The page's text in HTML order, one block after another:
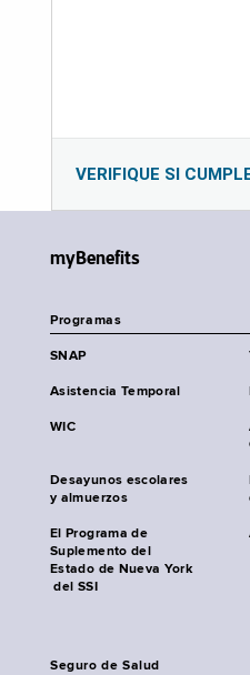
VERIFIQUE SI
myBenefits
Programas
SNAP
Asistencia Temporal
WIC
Desayunos escolares
y almuerzos
El Programa de
Suplemento del
Estado de Nueva York
del SSI
Seguro de Salud